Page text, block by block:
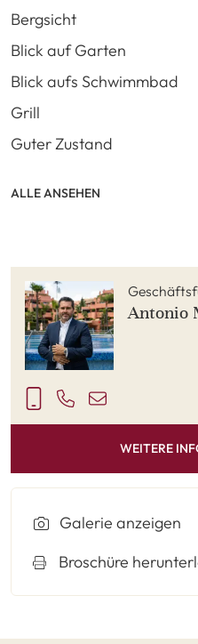
Bergsicht
Blick auf Garten
Blick aufs Schwimmbad
Grill
Guter Zustand
ALLE ANSEHEN
Antonio
WEITERE
Galerie anzeigen
Broschüre